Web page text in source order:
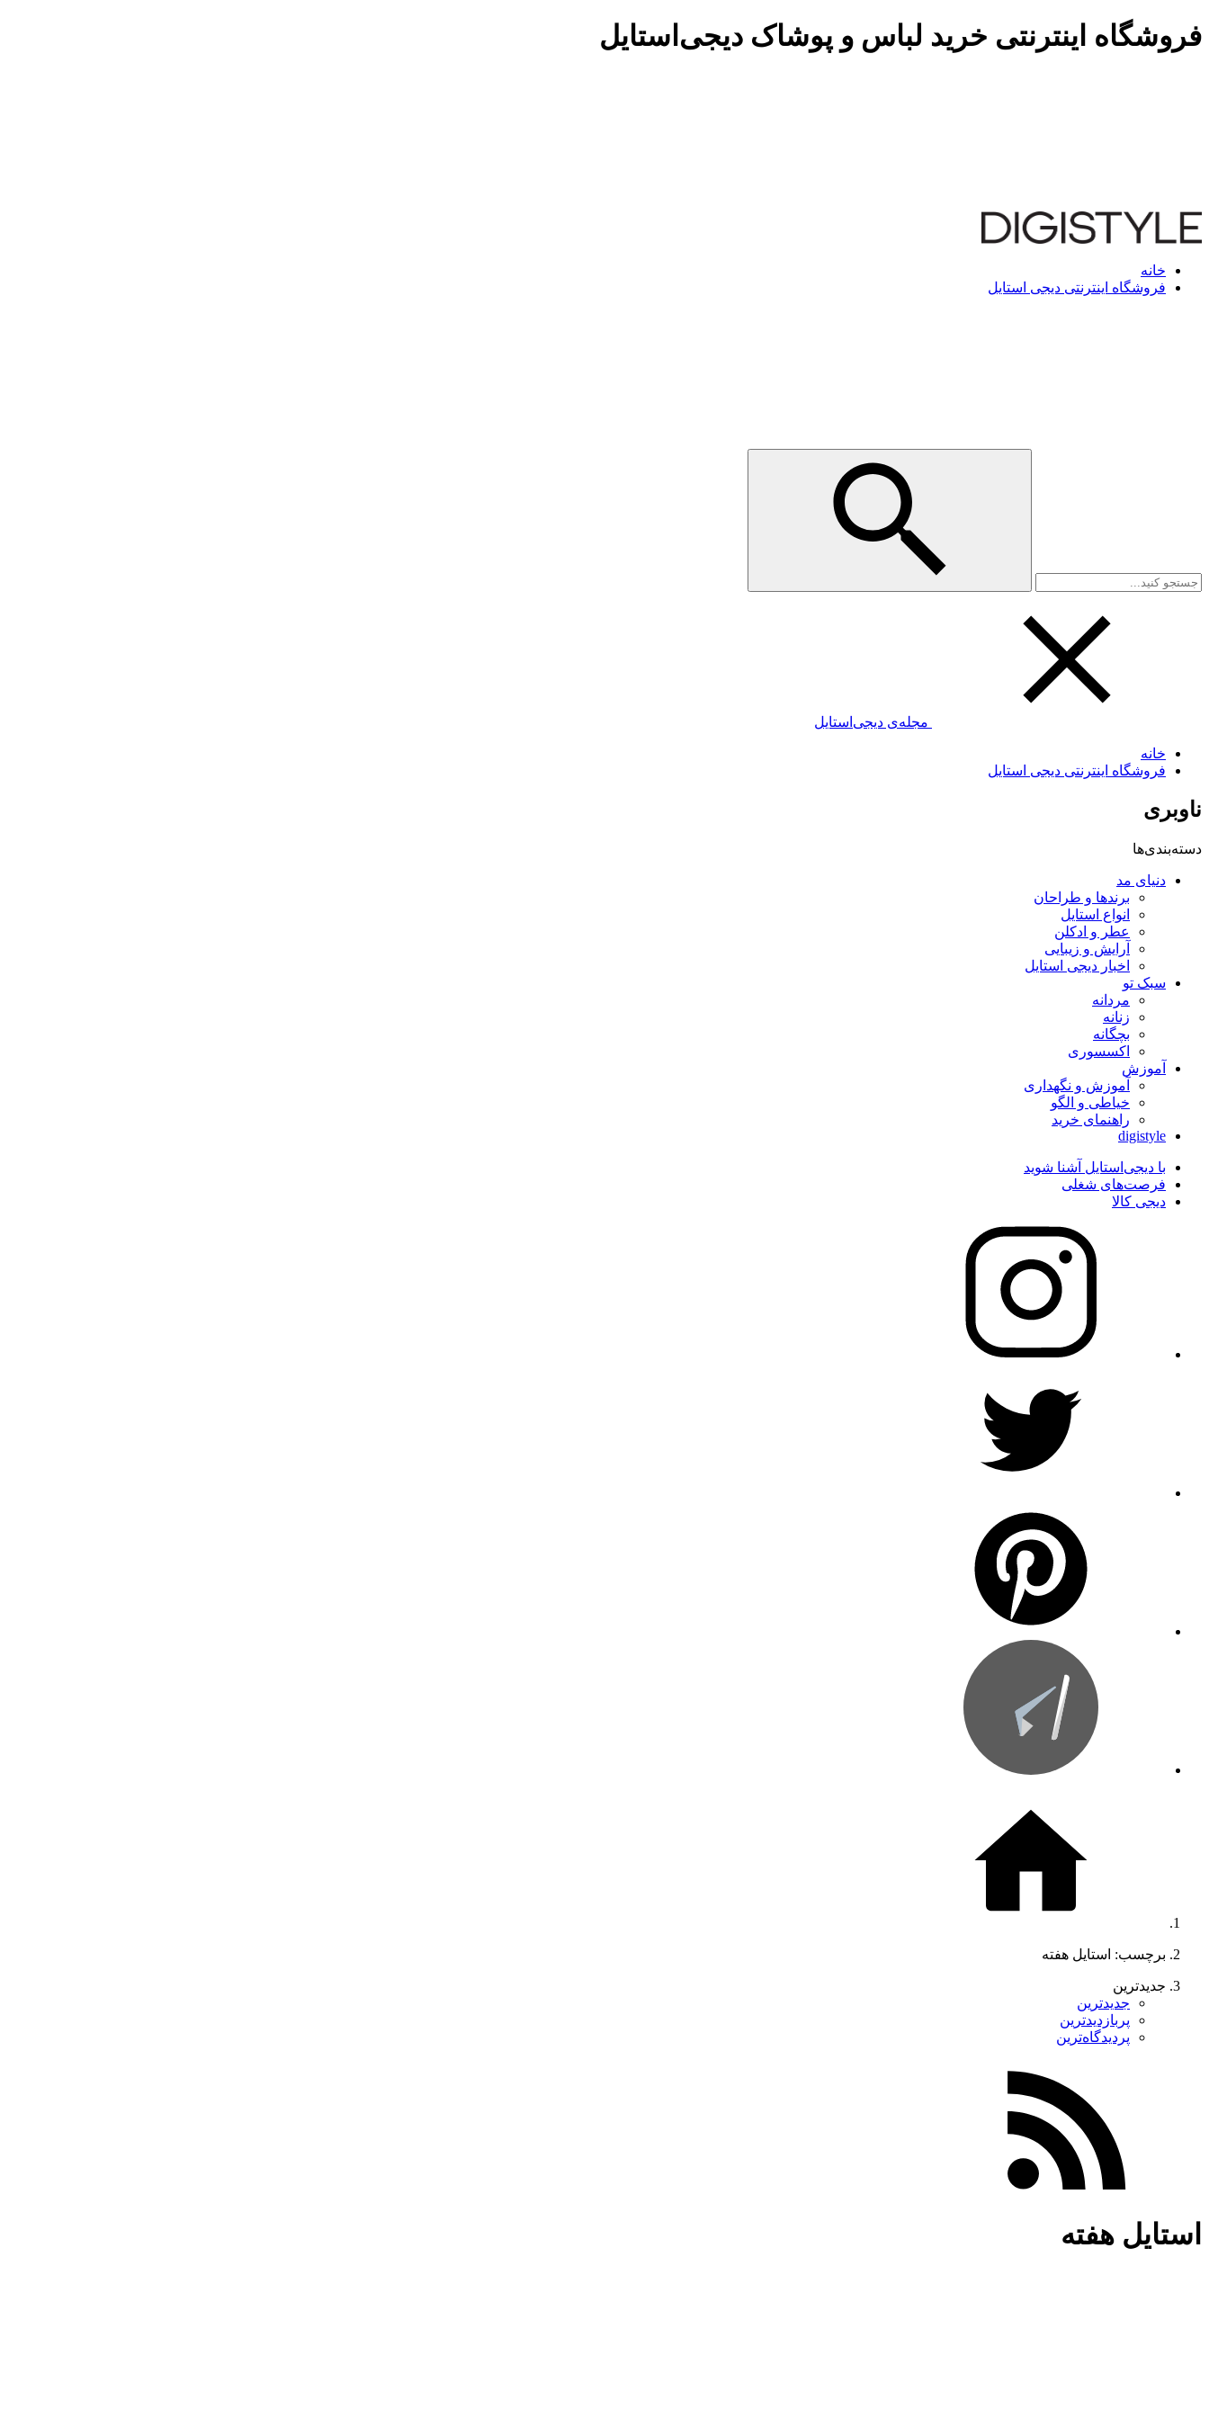
فروشگاه اینترنتی خرید لباس و پوشاک دیجی‌استایل
خانه
فروشگاه اینترنتی دیجی استایل
مجله‌ی دیجی‌استایل
خانه
فروشگاه اینترنتی دیجی استایل
ناوبری
دسته‌بندی‌ها
دنیای مد
برندها و طراحان
انواع استایل
عطر و ادکلن
آرایش و زیبایی
اخبار دیجی استایل
سبک تو
مردانه
زنانه
بچگانه
اکسسوری
آموزش
آموزش و نگهداری
خیاطی و الگو
راهنمای خرید
digistyle
با دیجی‌استایل آشنا شوید
فرصت‌های شغلی
دیجی کالا
برچسب: استایل هفته
جدیدترین
جدیدترین
پربازدیدترین
پردیدگاه‌ترین
استایل هفته